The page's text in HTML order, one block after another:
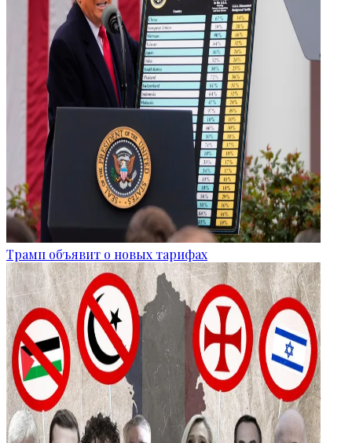
Трамп объявит о новых тарифах